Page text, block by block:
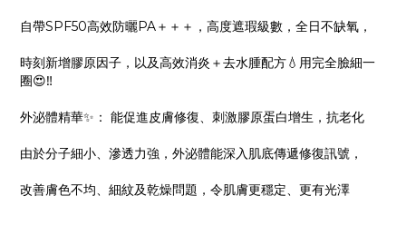
自帶SPF50高效防曬PA＋＋＋，高度遮瑕級數，全日不缺氧，
時刻新增膠原因子，以及高效消炎＋去水腫配方💧用完全臉細一
圈😍‼
外泌體精華✨： 能促進皮膚修復、刺激膠原蛋白增生，抗老化
由於分子細小、滲透力強，外泌體能深入肌底傳遞修復訊號，
改善膚色不均、細紋及乾燥問題，令肌膚更穩定、更有光澤